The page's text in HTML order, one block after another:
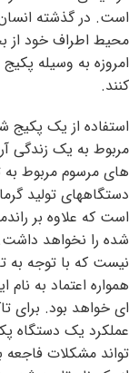
است. در گذشته
محیط اطراف خود از
امروزه به وسیله
کنند.
استفاده از یک پکیج
مربوط به یک زندگی
های مرسوم مربوط
دستگاههای تولید
است که علاوه بر
شده را نخواهد
نیست که با توجه به
همواره اعتماد به نام
ای خواهد بود. برای
عملکرد یک دستگاه
تواند مشکلات فاجعه